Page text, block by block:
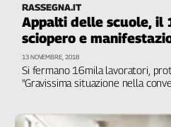
RASSEGNA.IT
Appalti delle scuole, il
sciopero e
Si fermano 16mila lavoratori,
"Gravissima situazione nella
13 NOVEMBRE, 2018